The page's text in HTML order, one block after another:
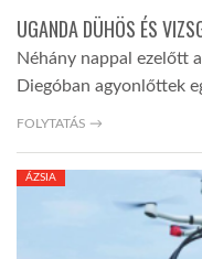
UGANDA DÜHÖS ÉS
Néhány nappal ezelőtt
Diegóban agyonlőttek
FOLYTATÁS →
ÁZSIA